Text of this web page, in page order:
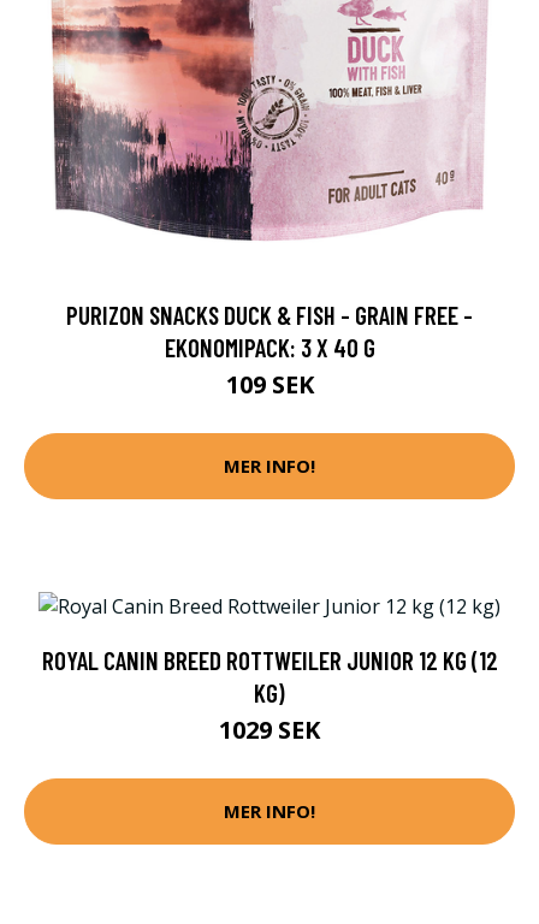
PURIZON SNACKS DUCK & FISH - GRAIN FREE -
EKONOMIPACK: 3 X 40 G
109 SEK
MER INFO!
ROYAL CANIN BREED ROTTWEILER JUNIOR 12 KG (12
KG)
1029 SEK
MER INFO!